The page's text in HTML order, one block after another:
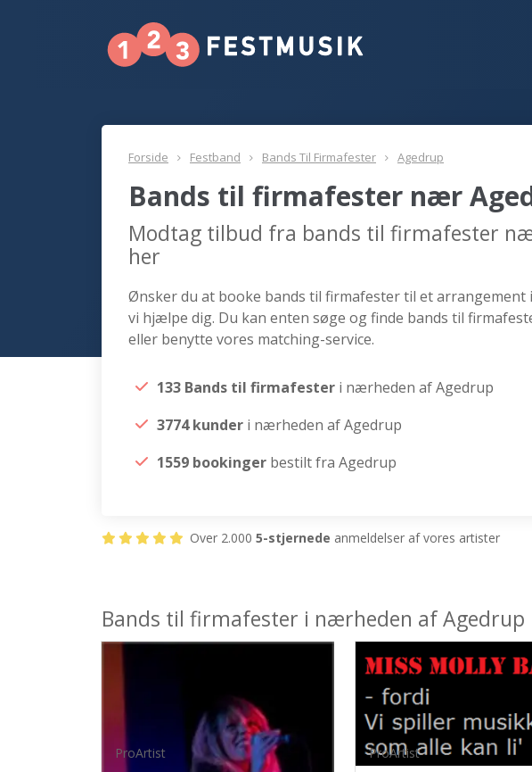
Forside Festband Bands Til Firmafester Agedrup
Bands til firmafester nær
Modtag tilbud fra bands til firmafester
her
Ønsker du at booke bands til firmafester til et arrangement
vi hjælpe dig. Du kan enten søge og finde bands til
eller benytte vores matching-service.
133 Bands til firmafester i nærheden af Agedrup
3774 kunder i nærheden af Agedrup
1559 bookinger bestilt fra Agedrup
Over 2.000 5-stjernede anmeldelser af vores artister
Bands til firmafester i nærheden af Agedrup
ProArtist ProArtist